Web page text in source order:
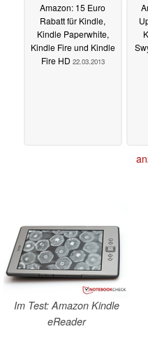
Amazon: 15 Euro
Rabatt für Kindle,
Kindle Paperwhite,
Kindle Fire und Kindle
Fire HD 22.03.2013
Im Test: Amazon Kindle
eReader